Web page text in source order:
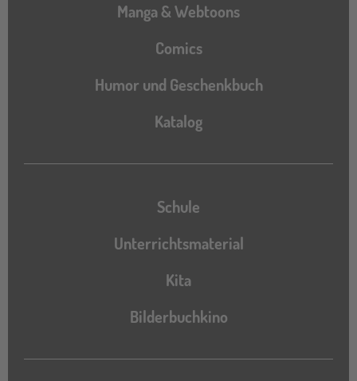
Manga & Webtoons
Comics
Humor und Geschenkbuch
Katalog
Katalog
Schule
Unterrichtsmaterial
Kita
Bilderbuchkino